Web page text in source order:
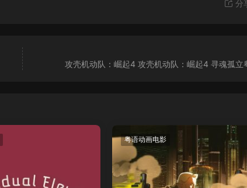
分
攻壳机动队：崛起4 攻壳机动队：崛起4 寻魂孤立
粤语动画电影